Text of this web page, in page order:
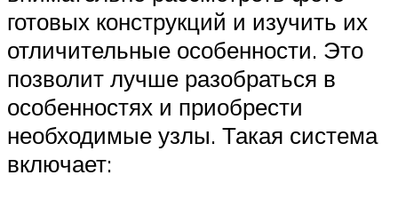
готовых конструкций и изучить их
отличительные особенности. Это
позволит лучше разобраться в
особенностях и приобрести
необходимые узлы. Такая система
включает: